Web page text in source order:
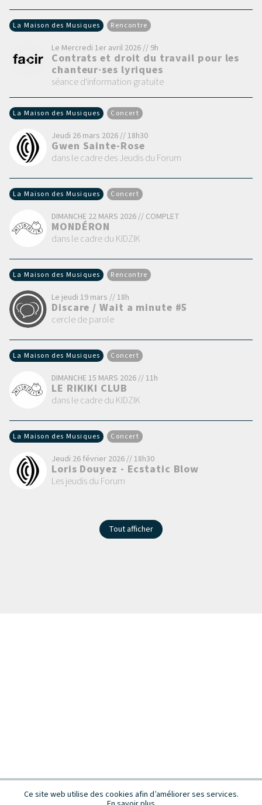
Ce site web utilise des cookies afin d’améliorer ses services.
La Maison des Musiques Rencontre
Le Mercredi 1er avril 2026 // 9h
Contrats et droit du travail pour les
chanteur·ses lyriques
séance d'information gratuite
La Maison des Musiques Concert
Jeudi 26 mars 2026 // 18h30
Gwen Sainte-Rose
dans le cadre des Jeudis du Forum
La Maison des Musiques Concert
DIMANCHE 22 MARS 2026 // COMPLET
MONDÉRON
dans le cadre du KIDZIK
La Maison des Musiques Rencontre
Le jeudi 19 mars // 18h
Discare / Wait a minute #5
cercle de parole
La Maison des Musiques Concert
DIMANCHE 15 MARS 2026 // 11h
LE RIKIKI CLUB
dans le cadre du KIDZIK
La Maison des Musiques Concert
Jeudi 26 février 2026 // 18h30
Loris Douyez - Ecstatic Blow
Les jeudis du Forum
Tout afficher